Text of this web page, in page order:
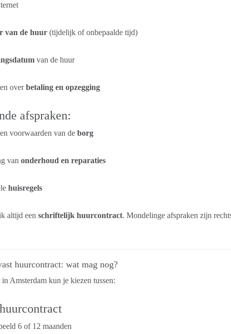
van de huur(tijdelijk of onbepaalde tijd)
van de huur
overbetaling en opzegging
afspraken:
voorwaarden van de borg
van onderhoud en reparaties
huisregels
altijd een schriftelijk huurcontract. Mondelinge afspraken zijn
huurcontract: wat mag nog?
Amsterdam kun je kiezen tussen:
6 of 12 maanden